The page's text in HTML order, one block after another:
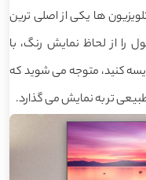
ها یکی از اصلی ترین
را از لحاظ نمایش رنگ، با
کنید، متوجه می شوید که
تر به نمایش می گذارد.